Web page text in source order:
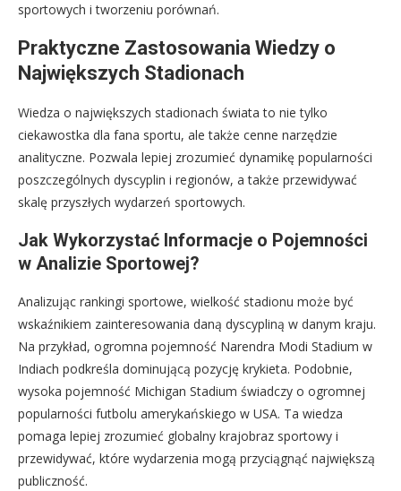
sportowych i tworzeniu porównań.
Praktyczne Zastosowania Wiedzy o
Największych Stadionach
Wiedza o największych stadionach świata to nie tylko
ciekawostka dla fana sportu, ale także cenne narzędzie
analityczne. Pozwala lepiej zrozumieć dynamikę popularności
poszczególnych dyscyplin i regionów, a także przewidywać
skalę przyszłych wydarzeń sportowych.
Jak Wykorzystać Informacje o Pojemności
w Analizie Sportowej?
Analizując rankingi sportowe, wielkość stadionu może być
wskaźnikiem zainteresowania daną dyscypliną w danym kraju.
Na przykład, ogromna pojemność Narendra Modi Stadium w
Indiach podkreśla dominującą pozycję krykieta. Podobnie,
wysoka pojemność Michigan Stadium świadczy o ogromnej
popularności futbolu amerykańskiego w USA. Ta wiedza
pomaga lepiej zrozumieć globalny krajobraz sportowy i
przewidywać, które wydarzenia mogą przyciągnąć największą
publiczność.